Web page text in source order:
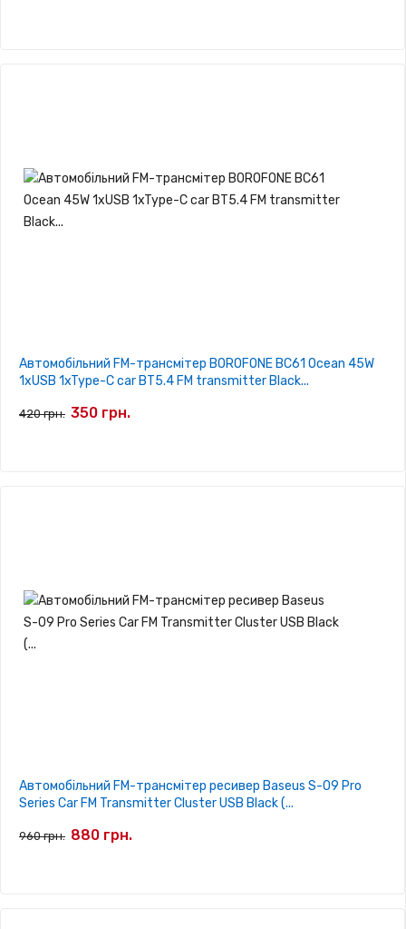
Автомобільний FM-трансмітер BOROFONE BC61 Ocean 45W
1xUSB 1xType-C car BT5.4 FM transmitter Black...
420 грн. 350 грн.
Автомобільний FM-трансмітер ресивер Baseus S-09 Pro
Series Car FM Transmitter Cluster USB Black (...
960 грн. 880 грн.